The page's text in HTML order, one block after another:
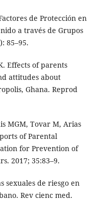
de Protección en
a través de Grupos
85–95.
Effects of parents
attitudes about
Ghana. Reprod
MGM, Tovar M, Arias
of Parental
for Prevention of
2017; 35:83–9.
sexuales de riesgo en
Rev cienc med.